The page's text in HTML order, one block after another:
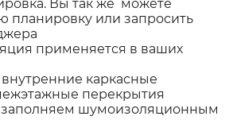
Вы так же можете
планировку или запросить
применяется в ваших
каркасные
перекрытия
заполняем шумоизоляционным